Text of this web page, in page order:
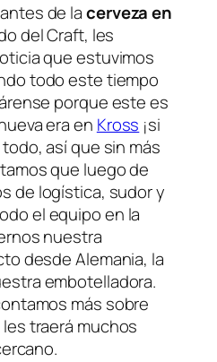
de lacerveza en
del Craft, les
que estuvimos
todo este tiempo
porque este es
era en Kross ¡si
así que sin más
que luego de
de logística, sudor y
el equipo en la
nuestra
desde Alemania, la
embotelladora.
más sobre
traerá muchos